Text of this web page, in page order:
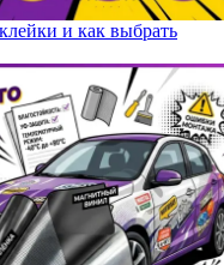
и как выбрать